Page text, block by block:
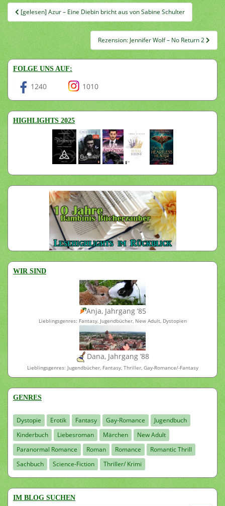
Beitragsnavigation
[gelesen] Azur – Eine Diebin bricht aus von Sabine Schulter
Rezension: Jennifer Wolf – No Return 2
FOLGE UNS AUF:
1240 1010
HIGHLIGHTS 2025
WIR SIND
Anja, Jahrgang ’85
Lieblingsgenres: Fantasy, Jugendbücher, New Adult, Dystopien
Dana, Jahrgang ’88
Lieblingsgenres: Jugendbücher, Fantasy, Thriller, Gay-Romance/-Fantasy
GENRES
Dystopie Erotik Fantasy Gay-Romance
Jugendbuch
Kinderbuch
Liebesroman Märchen
New Adult
Paranormal Romance
Roman Romance
Romantic Thrill
Sachbuch
Science-Fiction Thriller/ Krimi
IM BLOG SUCHEN